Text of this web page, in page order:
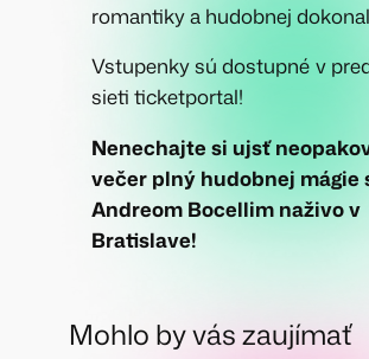
romantiky a hudobnej
Vstupenky sú dostupné v
sieti ticketportal!
Nenechajte si ujsť
večer plný hudobnej mágie
Andreom Bocellim naživo v
Bratislave!
Mohlo by vás zaujímať